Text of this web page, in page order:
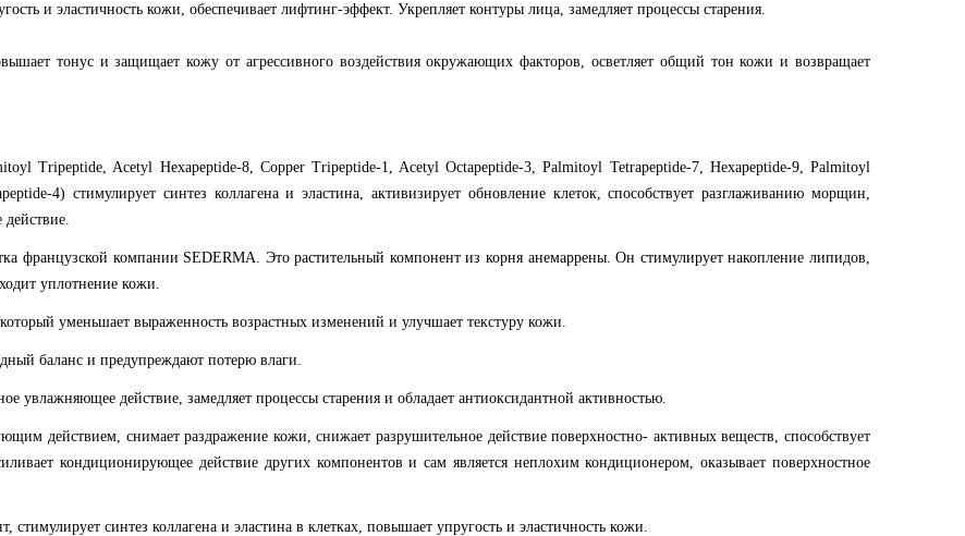
и эластичность кожи, обеспечивает лифтинг-эффект. Укрепляет контуры лица, замедляет процессы старения.
тонус и защищает кожу от агрессивного воздействия окружающих факторов, осветляет общий тон кожи и возвращает
Tripeptide, Acetyl Hexapeptide-8, Copper Tripeptide-1, Acetyl Octapeptide-3, Palmitoyl Tetrapeptide-7, Hexapeptide-9, Palmitoyl
4) стимулирует синтез коллагена и эластина, активизирует обновление клеток, способствует разглаживанию морщин,
французской компании SEDERMA. Это растительный компонент из корня анемаррены. Он стимулирует накопление липидов,
уплотнение кожи.
уменьшает выраженность возрастных изменений и улучшает текстуру кожи.
баланс и предупреждают потерю влаги.
увлажняющее действие, замедляет процессы старения и обладает антиоксидантной активностью.
действием, снимает раздражение кожи, снижает разрушительное действие поверхностно- активных веществ, способствует
кондиционирующее действие других компонентов и сам является неплохим кондиционером, оказывает поверхностное
синтез коллагена и эластина в клетках, повышает упругость и эластичность кожи.